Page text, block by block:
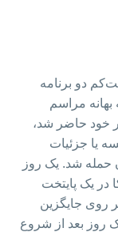
و لغو دست‌کم دو برنامه
مراسم
خود حاضر شد،
یا جزئیات
خرداد به ایران حمله شد. یک روز
در یک پایتخت
روی جایگزین
روز بعد از شروع